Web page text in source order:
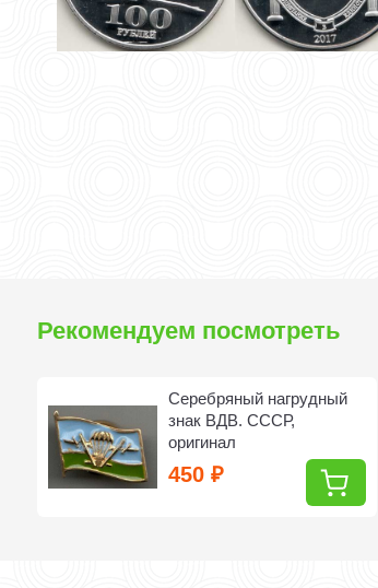
Рекомендуем посмотреть
Серебряный нагрудный
знак ВДВ. СССР,
оригинал
450₽